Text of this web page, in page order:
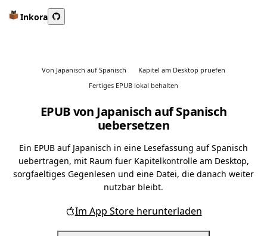
Inkora
Von Japanisch auf Spanisch
Kapitel am Desktop pruefen
Fertiges EPUB lokal behalten
EPUB von Japanisch auf Spanisch
uebersetzen
Ein EPUB auf Japanisch in eine Lesefassung auf Spanisch
uebertragen, mit Raum fuer Kapitelkontrolle am Desktop,
sorgfaeltiges Gegenlesen und eine Datei, die danach weiter
nutzbar bleibt.
Im App Store herunterladen